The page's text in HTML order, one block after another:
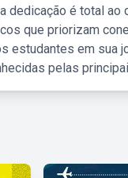
dedicação é total
que priorizam
estudantes em sua
pelas